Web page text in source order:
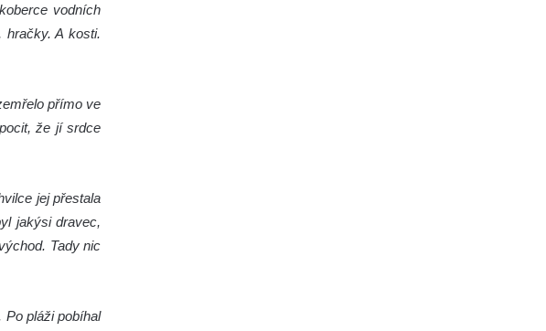
vodních
hračky. A kosti.
přímo ve
že jí srdce
jej přestala
jakýsi dravec,
Tady nic
Po pláži pobíhal